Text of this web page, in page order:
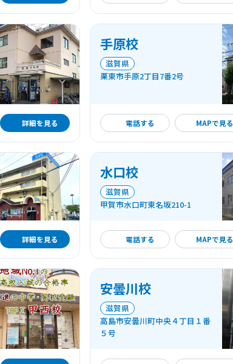
詳細を見る
手原校
滋賀県
栗東市手原2丁目7番2号
電話する MAPで見る
詳細を見る
詳細を見る
水口校
滋賀県
甲賀市水口町東名坂210-1
電話する MAPで見る
詳細を見る
安曇川校
滋賀県
高島市安曇川町中央４丁目１番
５号
詳細を見る